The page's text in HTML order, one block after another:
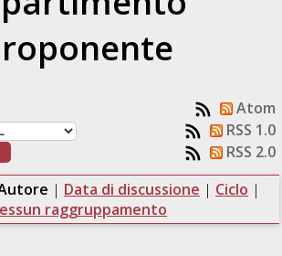
Atom
RSS 1.0
RSS 2.0
| Data di discussione | Ciclo |
raggruppamento